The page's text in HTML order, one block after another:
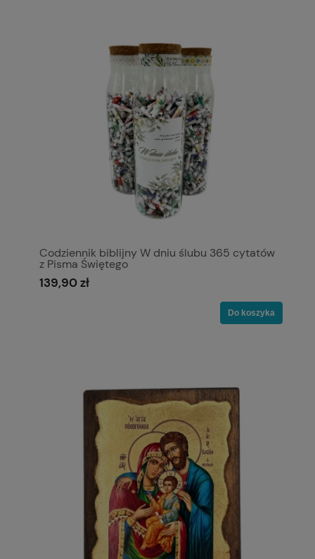
Codziennik biblijny W dniu ślubu 365 cytatów
z Pisma Świętego
139,90 zł
Do koszyka